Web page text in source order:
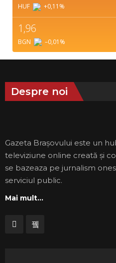
HUF +0,11 %
1,96
BGN –0,01 %
Despre noi
Gazeta Brașovului este un
televiziune online creată și
se bazeaza pe jurnalism
serviciul public.
Mai mult...